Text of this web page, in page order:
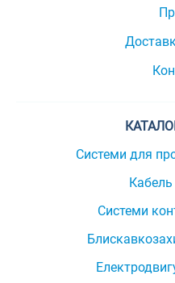
Системи для
Кабель
Системи